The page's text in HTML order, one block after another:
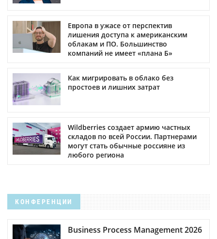
Европа в ужасе от перспектив
лишения доступа к американским
облакам и ПО. Большинство
компаний не имеет «плана Б»
Как мигрировать в облако без
простоев и лишних затрат
Wildberries создает армию частных
складов по всей России. Партнерами
могут стать обычные россияне из
любого региона
КОНФЕРЕНЦИИ
Business Process Management 2026